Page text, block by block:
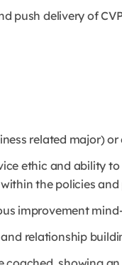
push delivery of
related major)
ethic and ability
the policies
improvement
relationship